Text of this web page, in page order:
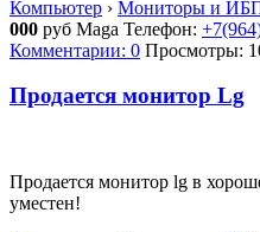
Компьютер › Мониторы и
000 руб Maga Телефон:
Комментарии: 0 Просмотры:
Продается монитор Lg
Продается монитор lg в
уместен!